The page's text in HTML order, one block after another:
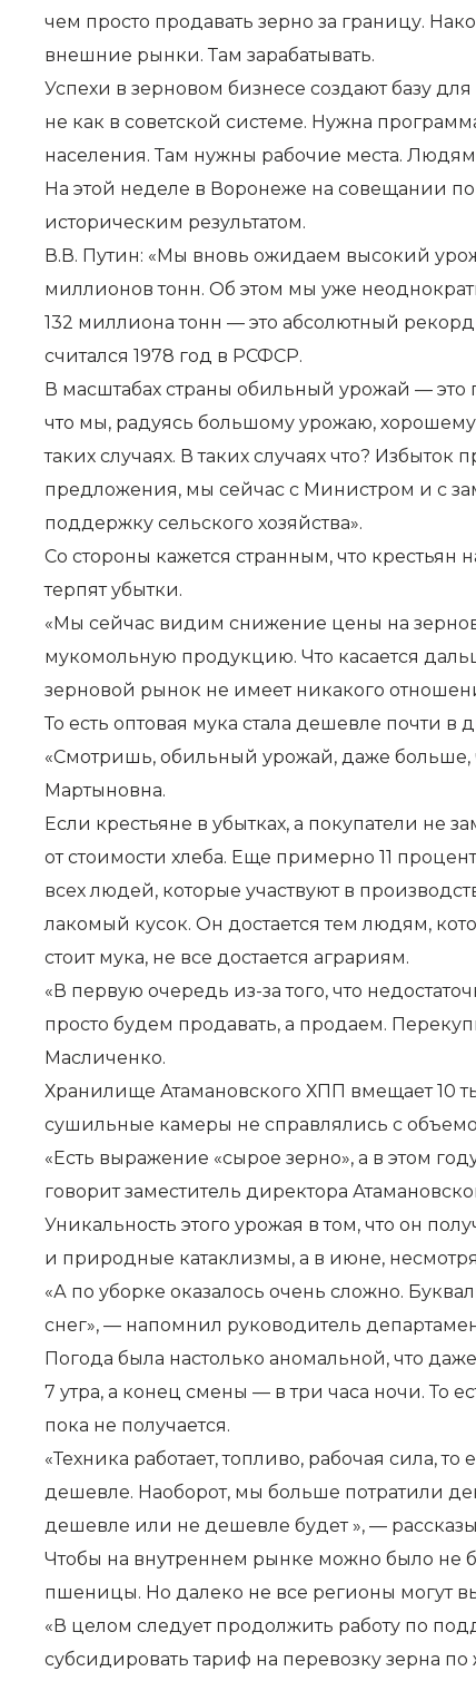
чем просто продавать зерно за границу.
внешние рынки. Там зарабатывать.
Успехи в зерновом бизнесе создают базу
не как в советской системе. Нужна
населения. Там нужны рабочие места.
На этой неделе в Воронеже на совещании
историческим результатом.
В.В. Путин: «Мы вновь ожидаем высокий
миллионов тонн. Об этом мы уже
132 миллиона тонн — это абсолютный
считался 1978 год в РСФСР.
В масштабах страны обильный урожай — это
что мы, радуясь большому урожаю,
таких случаях. В таких случаях что?
предложения, мы сейчас с Министром и с
поддержку сельского хозяйства».
Со стороны кажется странным, что
терпят убытки.
«Мы сейчас видим снижение цены на
мукомольную продукцию. Что касается
зерновой рынок не имеет никакого
То есть оптовая мука стала дешевле почти в
«Смотришь, обильный урожай, даже больше,
Мартыновна.
Если крестьяне в убытках, а покупатели не
от стоимости хлеба. Еще примерно 11
всех людей, которые участвуют в
лакомый кусок. Он достается тем людям,
стоит мука, не все достается аграриям.
«В первую очередь из-за того, что
просто будем продавать, а продаем.
Масличенко.
Хранилище Атамановского ХПП вмещает 10
сушильные камеры не справлялись с
«Есть выражение «сырое зерно», а в этом
говорит заместитель директора
Уникальность этого урожая в том, что он
и природные катаклизмы, а в июне,
«А по уборке оказалось очень сложно.
снег», — напомнил руководитель
Погода была настолько аномальной, что
7 утра, а конец смены — в три часа ночи. То
пока не получается.
«Техника работает, топливо, рабочая сила,
дешевле. Наоборот, мы больше потратили
дешевле или не дешевле будет », —
Чтобы на внутреннем рынке можно было не
пшеницы. Но далеко не все регионы могут
«В целом следует продолжить работу по
субсидировать тариф на перевозку зерна